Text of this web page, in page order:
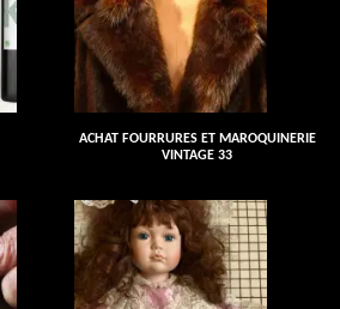
ACHAT FOURRURES ET MAROQUINERIE
VINTAGE 33